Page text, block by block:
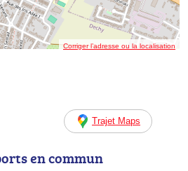
Corriger l’adresse ou la localisation
Trajet Maps
en commun